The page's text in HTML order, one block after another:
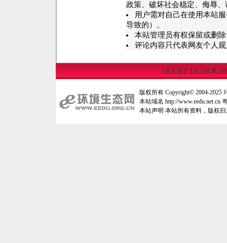
政策、破坏社会稳定、侮辱
用户需对自己在使用本站
导致的）。
本站管理员有权保留或删
评论内容只代表网友个人
设为首页| 加入收藏|
版权所有 Copyright© 2004-2025
本站域名 http://www.eedu.net.cn
本站声明 本站所有资料，版权